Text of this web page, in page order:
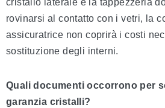
cristallo laterale e la tappezzeria
rovinarsi al contatto con i vetri, la
assicuratrice non coprirà i costi
sostituzione degli interni.
Quali documenti occorrono per
garanzia cristalli?